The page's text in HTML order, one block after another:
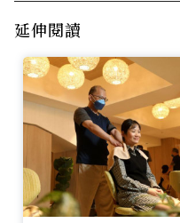
延伸閱讀